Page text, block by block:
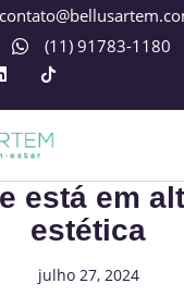
(11) 91783-1180
está em
estética
julho 27, 2024